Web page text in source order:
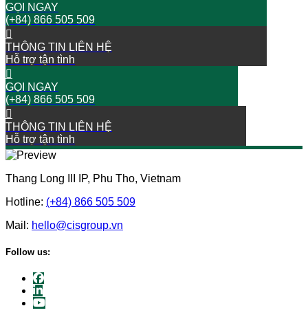
GỌI NGAY
(+84) 866 505 509
THÔNG TIN LIÊN HỆ
Hỗ trợ tận tình
GỌI NGAY
(+84) 866 505 509
THÔNG TIN LIÊN HỆ
Hỗ trợ tận tình
Thang Long III IP, Phu Tho, Vietnam
Hotline: (+84) 866 505 509
Mail: hello@cisgroup.vn
Follow us: